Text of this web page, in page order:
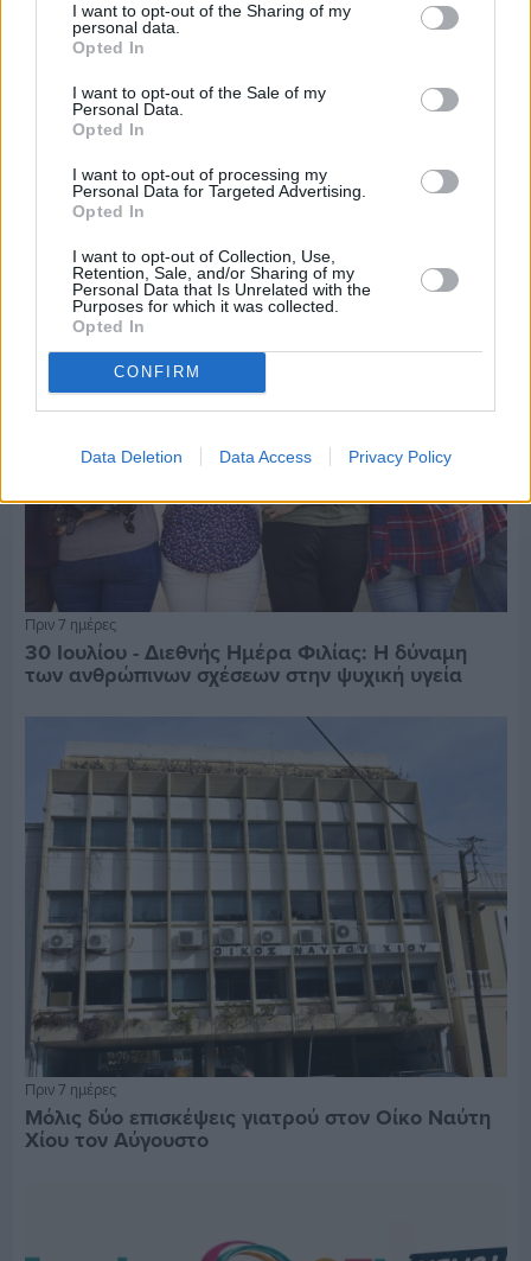
I want to opt-out of the Sharing of my
personal data.
Opted In
I want to opt-out of the Sale of my
Personal Data.
Opted In
I want to opt-out of processing my
Personal Data for Targeted Advertising.
Opted In
I want to opt-out of Collection, Use,
Retention, Sale, and/or Sharing of my
Personal Data that Is Unrelated with the
Purposes for which it was collected.
Opted In
CONFIRM
Data Deletion Data Access Privacy Policy
5ημερη εκδρομή σε Προύσα - Κωνσταντινούπολη
με το Sunrise Tours
Πριν 7 ημέρες
30 Ιουλίου - Διεθνής Ημέρα Φιλίας: Η δύναμη
των ανθρώπινων σχέσεων στην ψυχική υγεία
Πριν 7 ημέρες
Μόλις δύο επισκέψεις γιατρού στον Οίκο Ναύτη
Χίου τον Αύγουστο